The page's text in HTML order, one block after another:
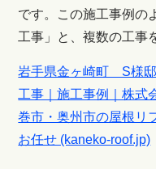
です。この施工事例の
工事」と、複数の工事
岩手県金ヶ崎町 S様
工事｜施工事例｜株式
巻市・奥州市の屋根リ
お任せ (kaneko-roof.jp)